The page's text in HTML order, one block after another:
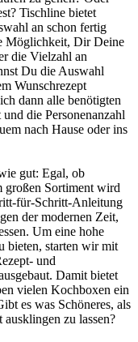
Tischline bietet
an schon fertig
Möglichkeit, Dir Deine
die Vielzahl an
Du die Auswahl
Wunschrezept
dann alle benötigten
die Personenanzahl
nach Hause oder ins
gut: Egal, ob
großen Sortiment wird
für-Schritt-Anleitung
der modernen Zeit,
Um eine hohe
bieten, starten wir mit
und
Damit bietet
vielen Kochboxen ein
es was Schöneres, als
zu lassen?